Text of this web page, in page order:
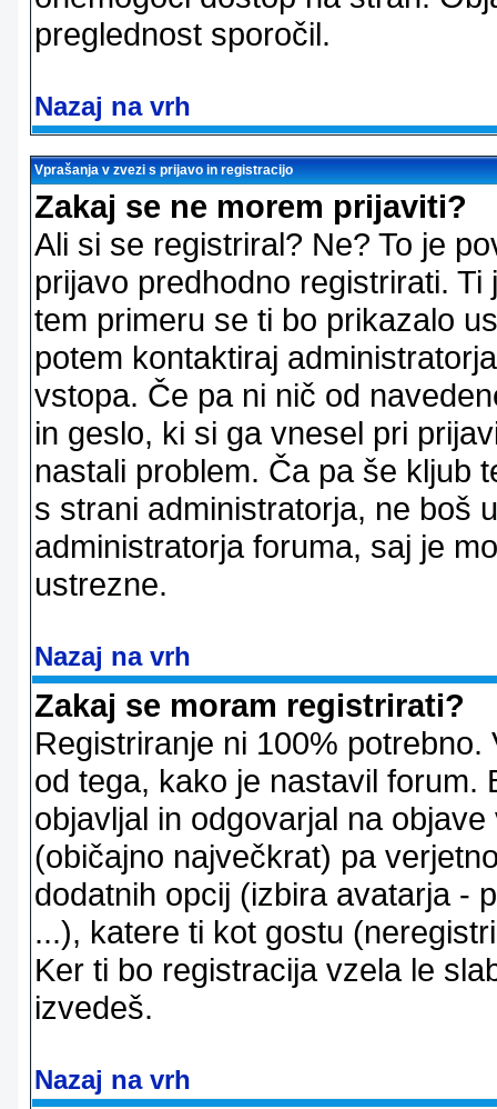
preglednost sporočil.
Nazaj na vrh
Vprašanja v zvezi s prijavo in registracijo
Zakaj se ne morem prijaviti?
Ali si se registriral? Ne? To je
prijavo predhodno registrirati.
tem primeru se ti bo prikazalo
potem kontaktiraj
vstopa. Če pa ni nič od
in geslo, ki si ga vnesel pri
nastali problem. Ča pa še kljub
s strani administratorja, ne boš
administratorja foruma, saj je
ustrezne.
Nazaj na vrh
Zakaj se moram registrirati?
Registriranje ni 100%
od tega, kako je nastavil forum.
objavljal in odgovarjal na
(običajno največkrat) pa
dodatnih opcij (izbira avatarja -
...), katere ti kot gostu
Ker ti bo registracija vzela le
izvedeš.
Nazaj na vrh